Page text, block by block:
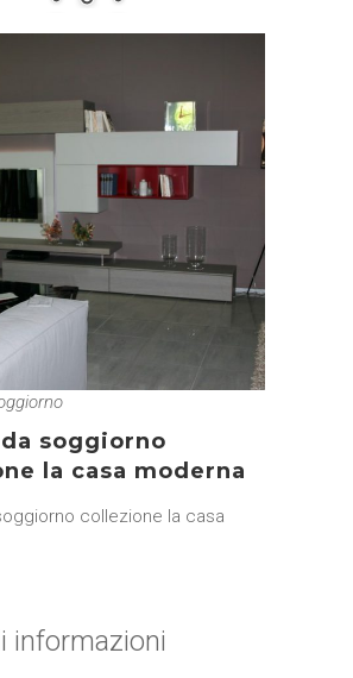
soggiorno
la casa moderna
collezione la casa
informazioni